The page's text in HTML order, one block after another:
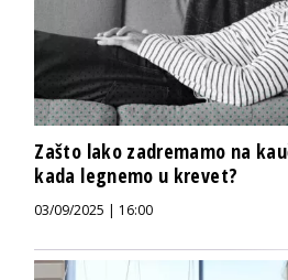
Zašto lako zadremamo na
kada legnemo u krevet?
03/09/2025 | 16:00